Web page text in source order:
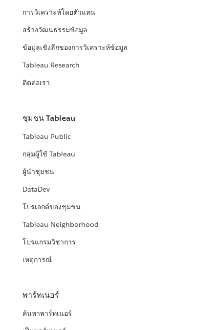
การวิเคราะห์โดยตัวแทน
สร้างวัฒนธรรมข้อมูล
ข้อมูลเชิงลึกของการวิเคราะห์ข้อมูล
Tableau Research
ติดต่อเรา
ชุมชน Tableau
Tableau Public
กลุ่มผู้ใช้ Tableau
ผู้นำชุมชน
DataDev
โปรเจกต์ของชุมชน
Tableau Neighborhood
โปรแกรมวิชาการ
เหตุการณ์
พาร์ทเนอร์
ค้นหาพาร์ทเนอร์